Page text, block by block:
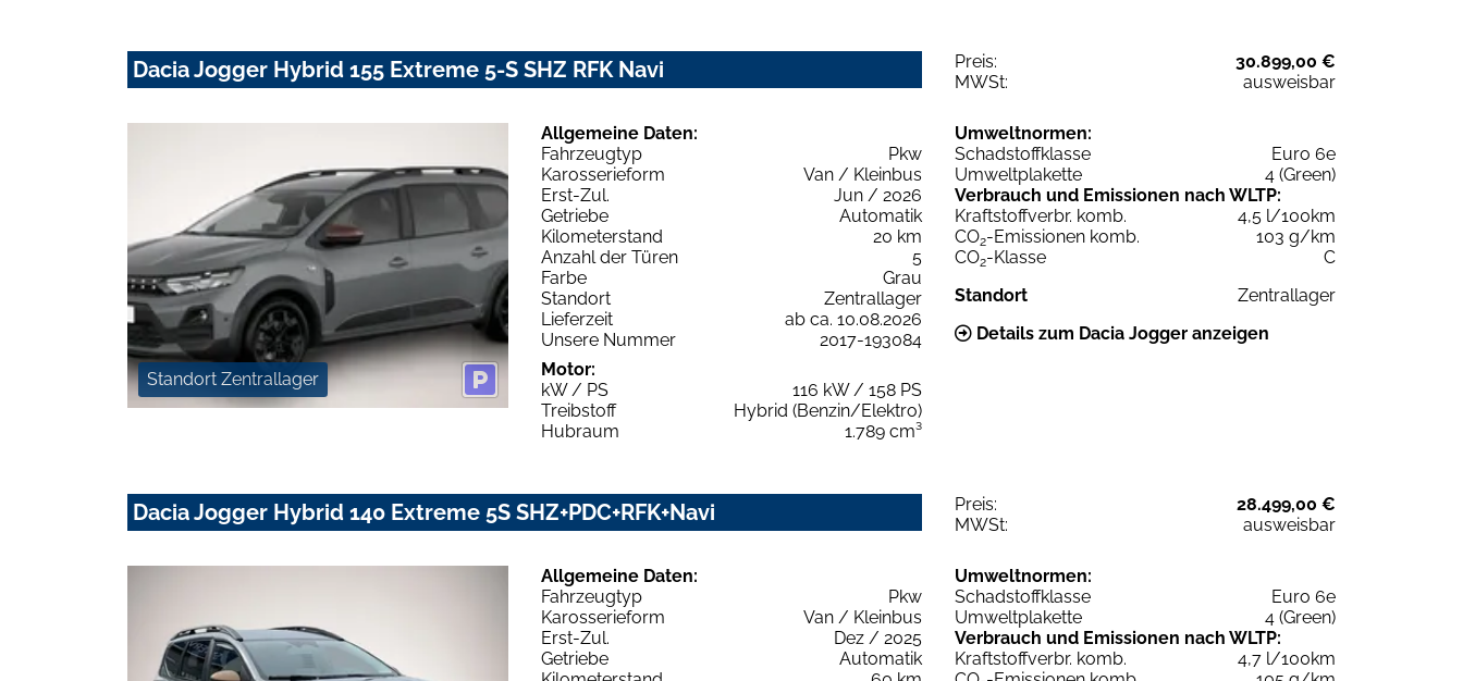
Dacia Jogger Hybrid 155 Extreme 5-S SHZ RFK Navi Preis:
30.899,00 €
MWSt:
ausweisbar
Standort Zentrallager
Allgemeine Daten:
Fahrzeugtyp
Pkw
Karosserieform
Van / Kleinbus
Erst-Zul.
Jun / 2026
Getriebe
Automatik
Kilometerstand
20 km
Anzahl der Türen
5
Farbe
Grau
Standort
Zentrallager
Lieferzeit
ab ca. 10.08.2026
Unsere Nummer
2017-193084
Motor:
kW / PS
116 kW / 158 PS
Treibstoff
Hybrid (Benzin/Elektro)
Hubraum
1.789 cm³
Umweltnormen:
Schadstoffklasse
Euro 6e
Umweltplakette
4 (Green)
Verbrauch und Emissionen nach WLTP:
Kraftstoffverbr. komb.
4,5 l/100km
CO2-Emissionen komb.
103 g/km
CO2-Klasse
C
Standort
Zentrallager
Details zum Dacia Jogger anzeigen
Dacia Jogger Hybrid 140 Extreme 5S SHZ+PDC+RFK+Navi Preis:
28.499,00 €
MWSt:
ausweisbar
Allgemeine Daten:
Fahrzeugtyp
Pkw
Karosserieform
Van / Kleinbus
Erst-Zul.
Dez / 2025
Getriebe
Automatik
Umweltnormen:
Schadstoffklasse
Euro 6e
Umweltplakette
4 (Green)
Verbrauch und Emissionen nach WLTP:
Kraftstoffverbr. komb.
4,7 l/100km